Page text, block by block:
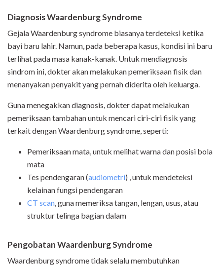
Diagnosis Waardenburg Syndrome
Gejala Waardenburg syndrome biasanya terdeteksi ketika
bayi baru lahir. Namun, pada beberapa kasus, kondisi ini baru
terlihat pada masa kanak-kanak. Untuk mendiagnosis
sindrom ini, dokter akan melakukan pemeriksaan fisik dan
menanyakan penyakit yang pernah diderita oleh keluarga.
Guna menegakkan diagnosis, dokter dapat melakukan
pemeriksaan tambahan untuk mencari ciri-ciri fisik yang
terkait dengan Waardenburg syndrome, seperti:
Pemeriksaan mata, untuk melihat warna dan posisi bola
mata
Tes pendengaran (audiometri) , untuk mendeteksi
kelainan fungsi pendengaran
CT scan, guna memeriksa tangan, lengan, usus, atau
struktur telinga bagian dalam
Pengobatan Waardenburg Syndrome
Waardenburg syndrome tidak selalu membutuhkan